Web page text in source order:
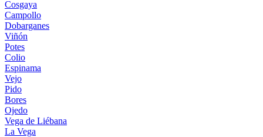
Cosgaya
Campollo
Dobarganes
Viñón
Potes
Colio
Espinama
Vejo
Pido
Bores
Ojedo
Vega de Liébana
La Vega